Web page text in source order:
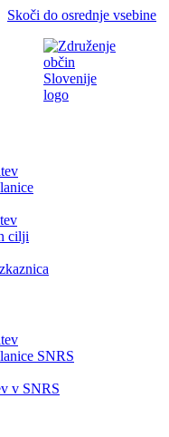
Skoči do osrednje vsebine
cilji
SNRS
v SNRS